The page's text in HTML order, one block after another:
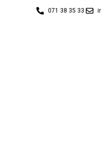
071 38 35 33